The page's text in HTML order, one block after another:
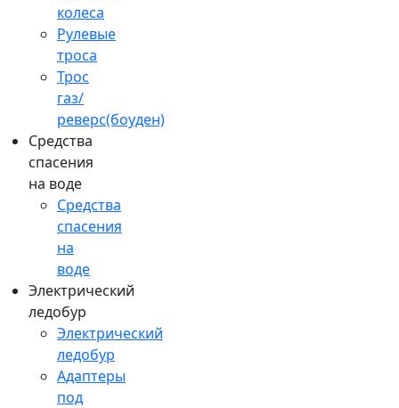
колеса
Рулевые
троса
Трос
газ/
реверс(боуден)
Средства
спасения
на воде
Средства
спасения
на
воде
Электрический
ледобур
Электрический
ледобур
Адаптеры
под